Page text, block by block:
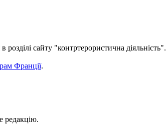
розділі сайту "контртерористична діяльність".
Франції.
редакцію.